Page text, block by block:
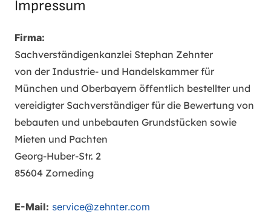
Impressum
Firma:
Sachverständigenkanzlei Stephan Zehnter
von der Industrie- und Handelskammer für
München und Oberbayern öffentlich bestellter und
vereidigter Sachverständiger für die Bewertung von
bebauten und unbebauten Grundstücken sowie
Mieten und Pachten
Georg-Huber-Str. 2
85604 Zorneding
E-Mail: service@zehnter.com